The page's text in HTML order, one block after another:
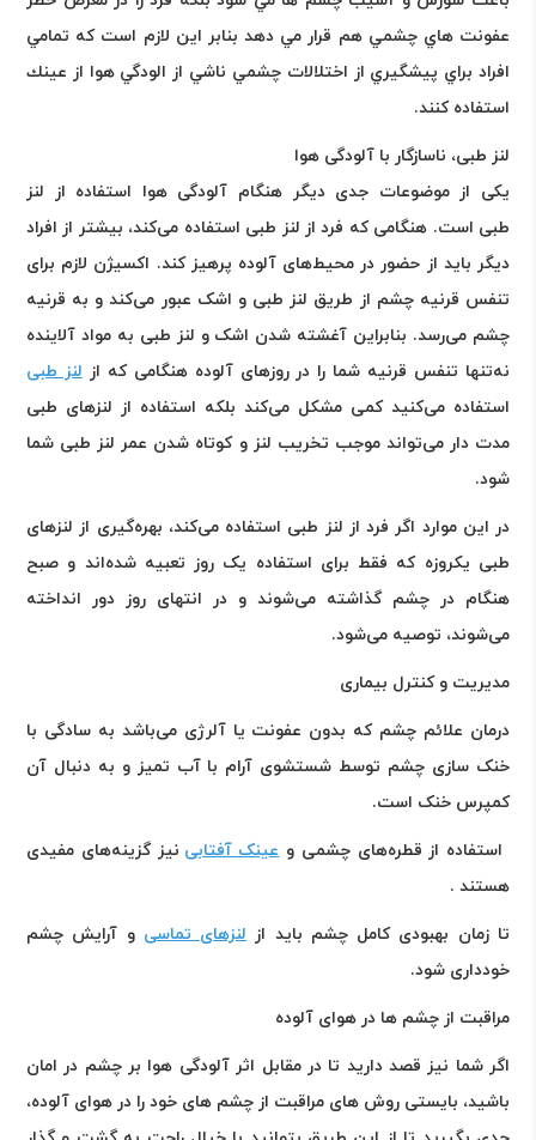
عفونت هاي چشمي هم قرار مي دهد بنابر اين لازم است كه تمامي
افراد براي پيشگيري از اختلالات چشمي ناشي از الودگي هوا از عينك
استفاده كنند.
لنز طبی، ناسازگار با آلودگی هوا
یکی از موضوعات جدی دیگر هنگام آلودگی هوا استفاده از لنز
طبی است. هنگامی که فرد از لنز طبی استفاده می‌کند، بیشتر از افراد
دیگر باید از حضور در محیط‌های آلوده پرهیز کند. اکسیژن لازم برای
تنفس قرنیه چشم از طریق لنز طبی و اشک عبور می‌کند و به قرنیه
چشم می‌رسد. بنابراین آغشته شدن اشک و لنز طبی به مواد آلاینده
نه‌تنها تنفس قرنیه شما را در روز‌های آلوده هنگامی که ازلنز طبی
استفاده می‌کنید کمی مشکل می‌کند بلکه استفاده از لنز‌های طبی
مدت دار می‌تواند موجب تخریب لنز و کوتاه شدن عمر لنز طبی شما
شود.
در این موارد اگر فرد از لنز طبی استفاده می‌کند، بهره‌گیری از لنز‌های
طبی یکروزه که فقط برای استفاده یک روز تعبیه شده‌اند و صبح
هنگام در چشم گذاشته می‌شوند و در انتهای روز دور انداخته
می‌شوند، توصیه می‌شود.
مدیریت و کنترل بیماری
درمان علائم چشم که بدون عفونت یا آلرژی می‌باشد به سادگی با
خنک سازی چشم توسط شستشوی آرام با آب تمیز و به دنبال آن
کمپرس خنک است.
استفاده از قطره‌های چشمی وعینک آفتابی نیز گزینه‌های مفیدی
هستند .
تا زمان بهبودی کامل چشم باید از لنزهای تماسی و آرایش چشم
خودداری شود.
مراقبت از چشم ها در هوای آلوده
اگر شما نیز قصد دارید تا در مقابل اثر آلودگی هوا بر چشم در امان
باشید، بایستی روش های مراقبت از چشم های خود را در هوای آلوده،